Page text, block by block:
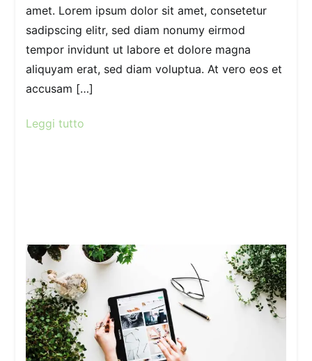
amet. Lorem ipsum dolor sit amet, consetetur
sadipscing elitr, sed diam nonumy eirmod
tempor invidunt ut labore et dolore magna
aliquyam erat, sed diam voluptua. At vero eos et
accusam […]
Leggi tutto